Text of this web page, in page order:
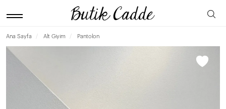
Ana Sayfa Alt Giyim Pantolon